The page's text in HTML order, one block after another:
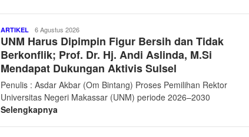
ARTIKEL Pantau
24
Jam
Net
6 Agustus 2026
UNM Harus Dipimpin Figur Bersih dan Tidak
Berkonflik; Prof. Dr. Hj. Andi Aslinda, M.Si
Mendapat Dukungan Aktivis Sulsel
Penulis : Asdar Akbar (Om Bintang) Proses Pemilihan Rektor
Universitas Negeri Makassar (UNM) periode 2026–2030
Selengkapnya